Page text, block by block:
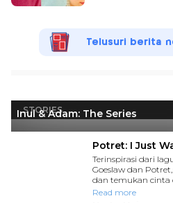
Telusuri berita